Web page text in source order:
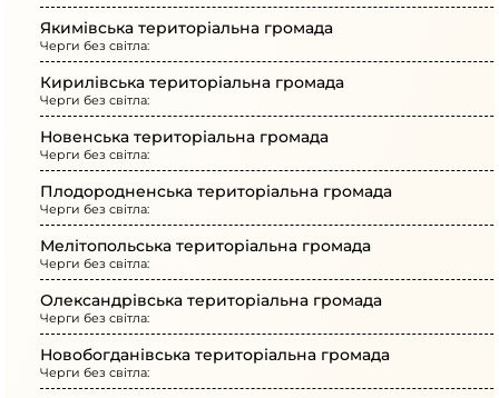
Якимівська територіальна громада
Черги без світла:
Кирилівська територіальна громада
Черги без світла:
Новенська територіальна громада
Черги без світла:
Плодородненська територіальна громада
Черги без світла:
Мелітопольська територіальна громада
Черги без світла:
Олександрівська територіальна громада
Черги без світла:
Новобогданівська територіальна громада
Черги без світла: